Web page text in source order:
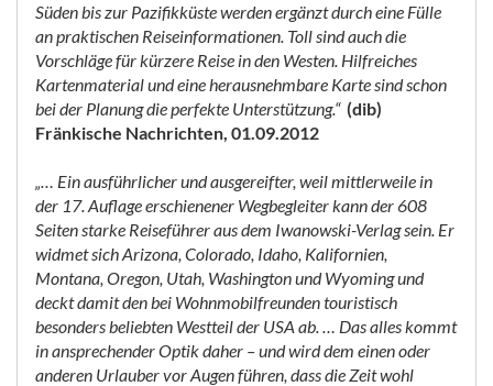
Süden bis zur Pazifikküste werden ergänzt durch eine Fülle
an praktischen Reiseinformationen. Toll sind auch die
Vorschläge für kürzere Reise in den Westen. Hilfreiches
Kartenmaterial und eine herausnehmbare Karte sind schon
bei der Planung die perfekte Unterstützung.“ (dib)
Fränkische Nachrichten, 01.09.2012
„… Ein ausführlicher und ausgereifter, weil mittlerweile in
der 17. Auflage erschienener Wegbegleiter kann der 608
Seiten starke Reiseführer aus dem Iwanowski-Verlag sein. Er
widmet sich Arizona, Colorado, Idaho, Kalifornien,
Montana, Oregon, Utah, Washington und Wyoming und
deckt damit den bei Wohnmobilfreunden touristisch
besonders beliebten Westteil der USA ab. … Das alles kommt
in ansprechender Optik daher – und wird dem einen oder
anderen Urlauber vor Augen führen, dass die Zeit wohl